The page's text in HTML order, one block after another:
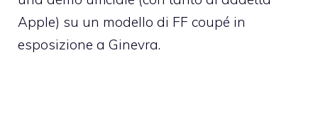
Apple) su un modello di FF coupé in
esposizione a Ginevra.